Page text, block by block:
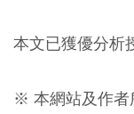
本文已獲優分析
※ 本網站及作者